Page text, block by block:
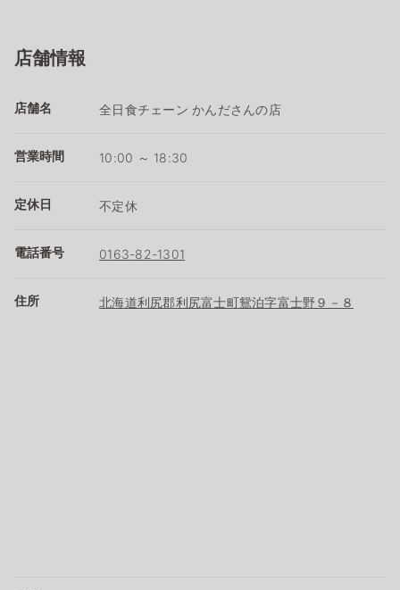
店舗情報
店舗名 全日食チェーン かんださんの店
営業時間 10:00 ～ 18:30
定休日 不定休
電話番号 0163-82-1301
住所 北海道利尻郡利尻富士町鴛泊字富士野９－８